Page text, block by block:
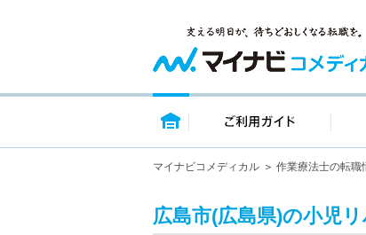
トップページ ご利
マイナビコメディカル 作業療法士の転職
広島市(広島県)の小児